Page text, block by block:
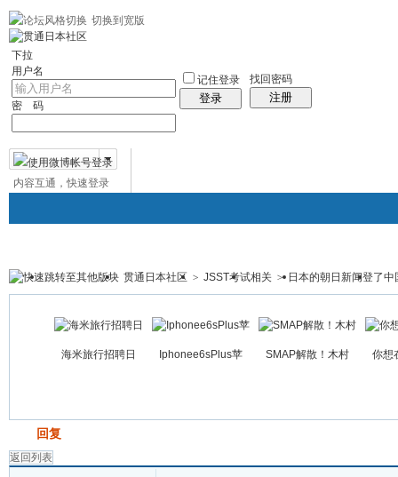
切换到宽版
下拉
用户名
密 码
记住登录
登录
找回密码
注册
微博帐号登录
内容互通，快速登录
贯通日本 日本社区 论坛 群组 日本百科
帖子
贯通日本社区 > JSST考试相关 > 日本的朝日新闻登了中
海米旅行招聘日 Iphonee6sPlus苹 SMAP解散！木村 你想
回复
返回列表